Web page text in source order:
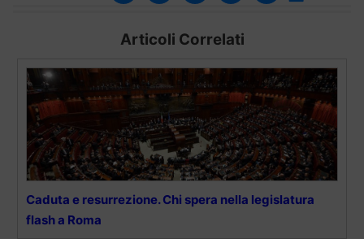
Articoli Correlati
Caduta e resurrezione. Chi spera nella legislatura
flash a Roma